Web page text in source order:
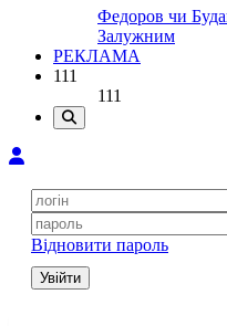
Федоров чи
Залужним
РЕКЛАМА
111
111
Відновити пароль
Увійти